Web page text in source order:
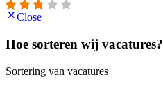
Close
Hoe sorteren wij vacatures?
Sortering van vacatures